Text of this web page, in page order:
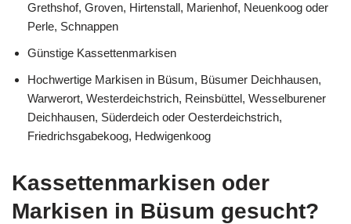
Grethshof, Groven, Hirtenstall, Marienhof, Neuenkoog oder
Perle, Schnappen
Günstige Kassettenmarkisen
Hochwertige Markisen in Büsum, Büsumer Deichhausen,
Warwerort, Westerdeichstrich, Reinsbüttel, Wesselburener
Deichhausen, Süderdeich oder Oesterdeichstrich,
Friedrichsgabekoog, Hedwigenkoog
Kassettenmarkisen oder
Markisen in Büsum gesucht?